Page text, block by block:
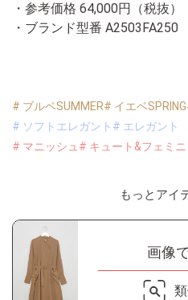
・参考価格 64,000円（税抜）
・ブランド型番 A2503FA250
# ブルベSUMMER# イエベSPRING
# ソフトエレガント # エレガント
# マニッシュ# キュート&フェミニ
もっとアイ
画像